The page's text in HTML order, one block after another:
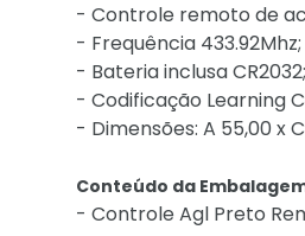
- Controle remoto de
- Frequência 433.92Mhz;
- Bateria inclusa CR2032;
- Codificação Learning
- Dimensões: A 55,00 x
Conteúdo da
- Controle Agl Preto